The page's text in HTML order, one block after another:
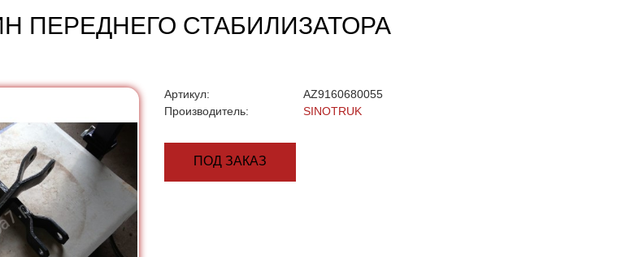
ПЕРЕДНЕГО СТАБИЛИЗАТОРА
Артикул:
AZ9160680055
Производитель:
SINOTRUK
ПОД ЗАКАЗ